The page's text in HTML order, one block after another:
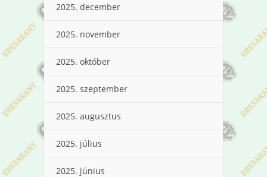
2025. december
2025. november
2025. október
2025. szeptember
2025. augusztus
2025. július
2025. június